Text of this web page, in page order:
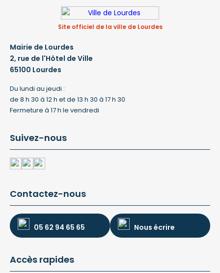
Site officiel de la ville de Lourdes
Mairie de Lourdes
2, rue de l'Hôtel de Ville
65100 Lourdes
Du lundi au jeudi :
de 8 h 30 à 12 h et de 13 h 30 à 17 h 30
Fermeture à 17 h le vendredi
Suivez-nous
Contactez-nous
05 62 94 65 65 Nous écrire
Accès rapides